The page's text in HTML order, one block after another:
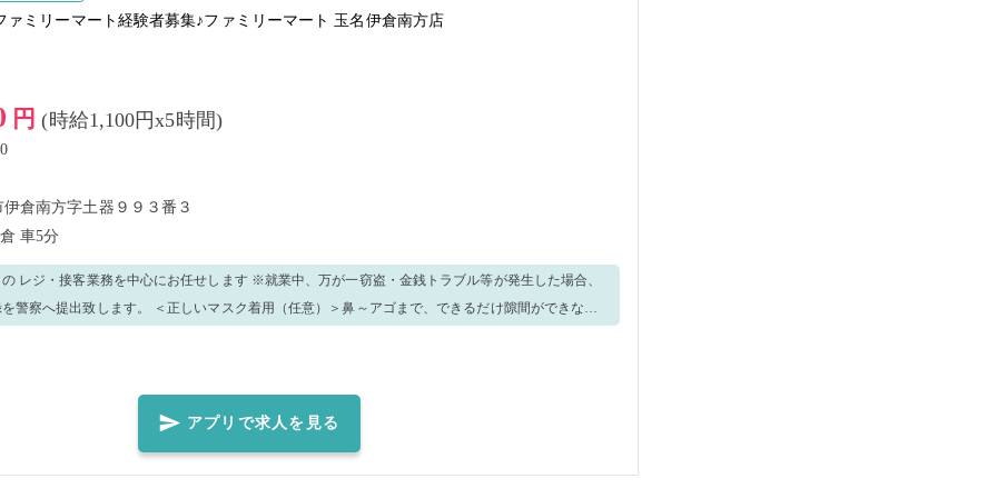
ァミリーマート経験者募集♪ファミリーマート 玉名伊倉南方店
円(時給1,100円x5時間)
倉南方字土器９９３番３
倉車5分
中心にお任せします ※就業中、万が一窃盗・金銭トラブル等が発生した場合、
マスク着用（任意）＞鼻～アゴまで、できるだけ隙間ができない
アプリで求人を見る